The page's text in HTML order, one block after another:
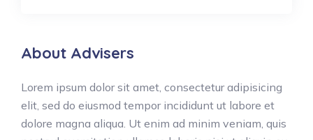
About Advisers
Lorem ipsum dolor sit amet, consectetur adipisicing
elit, sed do eiusmod tempor incididunt ut labore et
dolore magna aliqua. Ut enim ad minim veniam, quis